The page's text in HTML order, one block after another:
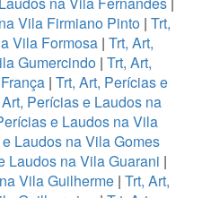
Vila Firmiano Pinto | Trt,
Vila Formosa| Trt, Art,
Gumercindo| Trt, Art,
| Trt, Art, Perícias e
Perícias e Laudos na
e Laudos na Vila
Laudos na Vila Gomes
Laudos na Vila Guarani |
Vila Guilherme | Trt, Art,